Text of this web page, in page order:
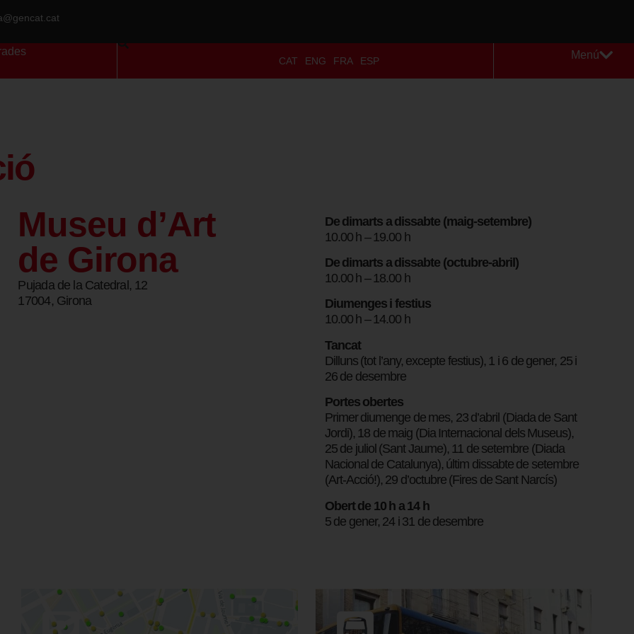
CAT ENG FRA ESP
Menú
Museu d’Art
de Girona
Pujada de la Catedral, 12
17004, Girona
De dimarts a dissabte (maig-setembre)
10.00 h – 19.00 h
De dimarts a dissabte (octubre-abril)
10.00 h – 18.00 h
Diumenges i festius
10.00 h – 14.00 h
Tancat
Dilluns (tot l’any, excepte festius), 1 i 6 de gener, 25 i
26 de desembre
Portes obertes
Primer diumenge de mes, 23 d’abril (Diada de Sant
Jordi), 18 de maig (Dia Internacional dels Museus),
25 de juliol (Sant Jaume), 11 de setembre (Diada
Nacional de Catalunya), últim dissabte de setembre
(Art-Acció!), 29 d’octubre (Fires de Sant Narcís)
Obert de 10 h a 14 h
5 de gener, 24 i 31 de desembre